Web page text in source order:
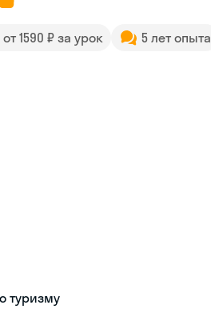
от 1590 ₽ за урок 5 лет опыта
туризму